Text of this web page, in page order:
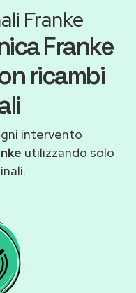
Franke
Franke
ricambi
intervento
utilizzando solo